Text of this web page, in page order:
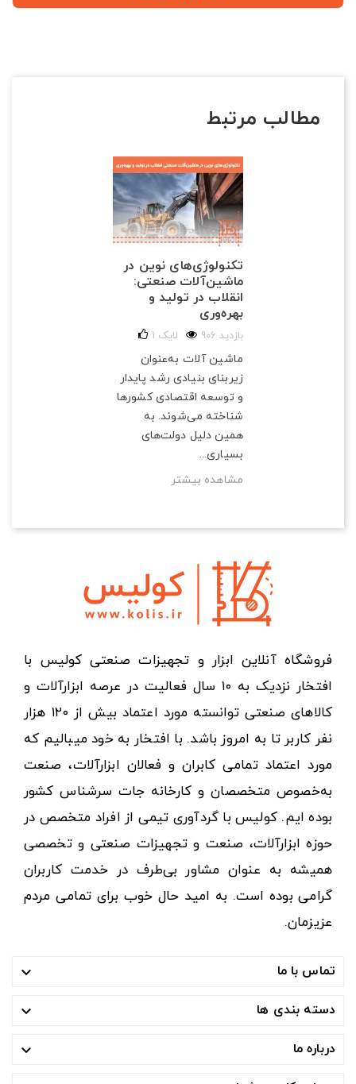
مطالب مرتبط
تکنولوژی‌های نوین در
ماشین‌آلات صنعتی:
انقلاب در تولید و
بهره‌وری
906 بازدید 1 لایک
ماشین آلات به‌عنوان
زیربنای بنیادی رشد پایدار
و توسعه اقتصادی کشورها
شناخته می‌شوند. به
همین دلیل دولت‌های
بسیاری...
مشاهده بیشتر
فروشگاه آنلاین ابزار و تجهیزات صنعتی کولیس با
افتخار نزدیک به ۱۰ سال فعالیت در عرصه ابزارآلات و
کالاهای صنعتی توانسته مورد اعتماد بیش از ۱۲۰ هزار
نفر کاربر تا به امروز باشد. با افتخار به خود میبالیم که
مورد اعتماد تمامی کابران و فعالان ابزارآلات، صنعت
به‌خصوص متخصصان و کارخانه جات سرشناس کشور
بوده ایم. کولیس با گردآوری تیمی از افراد متخصص در
حوزه ابزارآلات، صنعت و تجهیزات صنعتی و تخصصی
همیشه به عنوان مشاور بی‌طرف در خدمت کاربران
گرامی بوده است. به امید حال خوب برای تمامی مردم
عزیزمان.
تماس با ما 
دسته بندی ها 
درباره ما 